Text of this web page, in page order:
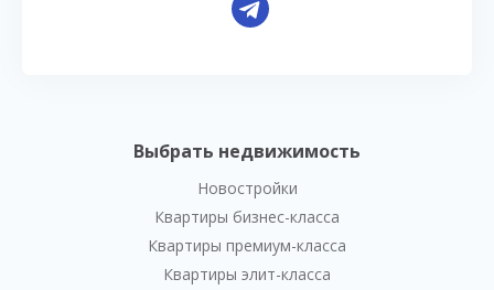
Выбрать недвижимость
Новостройки
Квартиры бизнес-класса
Квартиры премиум-класса
Квартиры элит-класса